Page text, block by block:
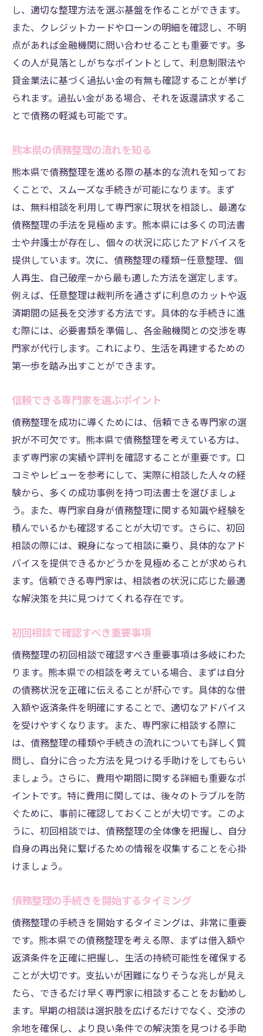
司法書士との連携が鍵！熊本県での債務整理相
談の重要性
司法書士が提供するサポート内容
地域密着型の司法書士を選ぶ理由
専門家との連携でスムーズな債務整理
相談時に準備しておくべき書類
無料相談を活用して熊本県で債務整理を効果的
に進める方法
無料相談の活用法とは
相談前に確認するポイント
無料相談で得られる情報の重要性
無料相談と有料サービスの違い
複数の相談を受けるメリット
借入額に応じた熊本県での最適な債務整理の選
択肢
借入額別の債務整理の種類
借入額に応じた返済プランの作成
各債務整理のメリット・デメリット
最適な債務整理を選ぶための条件
熊本県での債務整理を成功させるための具体的
な手法
債務整理の成功事例から学ぶ
法律を活用した債務整理の進め方
個人再生と自己破産の違い
交渉術を駆使した債務減額の方法
債務整理後の生活再建プラン
サポート
サポートを受けて得られる安心感
熊本県の事例に学ぶ生活再建の道
司法書士と一緒に考える再発防止策
経済的自立を目指すための具体策
司法書士と二人三脚で歩む再建の道
熊本県で債務整理相談を受ける際のポイントと
準備方法
相談で確認するべき重要事項
相談時に伝えるべき情報の整理
効率的な相談のための準備方法
相談後のフォローアップの重要性
し、適切な整理方法を選ぶ基盤を作ることができます。
また、クレジットカードやローンの明細を確認し、不明
点があれば金融機関に問い合わせることも重要です。多
くの人が見落としがちなポイントとして、利息制限法や
貸金業法に基づく過払い金の有無も確認することが挙げ
られます。過払い金がある場合、それを返還請求するこ
とで債務の軽減も可能です。
熊本県の債務整理の流れを知る
熊本県で債務整理を進める際の基本的な流れを知ってお
くことで、スムーズな手続きが可能になります。まず
は、無料相談を利用して専門家に現状を相談し、最適な
債務整理の手法を見極めます。熊本県には多くの司法書
士や弁護士が存在し、個々の状況に応じたアドバイスを
提供しています。次に、債務整理の種類—任意整理、個
人再生、自己破産—から最も適した方法を選定します。
例えば、任意整理は裁判所を通さずに利息のカットや返
済期間の延長を交渉する方法です。具体的な手続きに進
む際には、必要書類を準備し、各金融機関との交渉を専
門家が代行します。これにより、生活を再建するための
第一歩を踏み出すことができます。
信頼できる専門家を選ぶポイント
債務整理を成功に導くためには、信頼できる専門家の選
択が不可欠です。熊本県で債務整理を考えている方は、
まず専門家の実績や評判を確認することが重要です。口
コミやレビューを参考にして、実際に相談した人々の経
験から、多くの成功事例を持つ司法書士を選びましょ
う。また、専門家自身が債務整理に関する知識や経験を
積んでいるかも確認することが大切です。さらに、初回
相談の際には、親身になって相談に乗り、具体的なアド
バイスを提供できるかどうかを見極めることが求められ
ます。信頼できる専門家は、相談者の状況に応じた最適
な解決策を共に見つけてくれる存在です。
初回相談で確認すべき重要事項
債務整理の初回相談で確認すべき重要事項は多岐にわた
ります。熊本県での相談を考えている場合、まずは自分
の債務状況を正確に伝えることが肝心です。具体的な借
入額や返済条件を明確にすることで、適切なアドバイス
を受けやすくなります。また、専門家に相談する際に
は、債務整理の種類や手続きの流れについても詳しく質
問し、自分に合った方法を見つける手助けをしてもらい
ましょう。さらに、費用や期間に関する詳細も重要なポ
イントです。特に費用に関しては、後々のトラブルを防
ぐために、事前に確認しておくことが大切です。このよ
うに、初回相談では、債務整理の全体像を把握し、自分
自身の再出発に繋げるための情報を収集することを心掛
けましょう。
債務整理の手続きを開始するタイミング
債務整理の手続きを開始するタイミングは、非常に重要
です。熊本県での債務整理を考える際、まずは借入額や
返済条件を正確に把握し、生活の持続可能性を確保する
ことが大切です。支払いが困難になりそうな兆しが見え
たら、できるだけ早く専門家に相談することをお勧めし
ます。早期の相談は選択肢を広げるだけでなく、交渉の
余地を確保し、より良い条件での解決策を見つける手助